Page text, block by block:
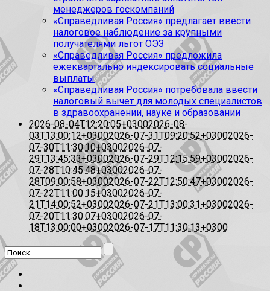
менеджеров госкомпаний
«Справедливая Россия» предлагает ввести
налоговое наблюдение за крупными
получателями льгот ОЭЗ
«Справедливая Россия» предложила
ежеквартально индексировать социальные
выплаты
«Справедливая Россия» потребовала ввести
налоговый вычет для молодых специалистов
в здравоохранении, науке и образовании
2026-08-04T12:20:05+03002026-08-
03T13:00:12+03002026-07-31T09:20:52+03002026-
07-30T11:30:10+03002026-07-
29T13:45:33+03002026-07-29T12:15:59+03002026-
07-28T10:45:48+03002026-07-
28T09:00:58+03002026-07-22T12:50:47+03002026-
07-22T11:00:15+03002026-07-
21T14:00:52+03002026-07-21T13:00:31+03002026-
07-20T11:30:07+03002026-07-
18T13:00:00+03002026-07-17T11:30:13+0300